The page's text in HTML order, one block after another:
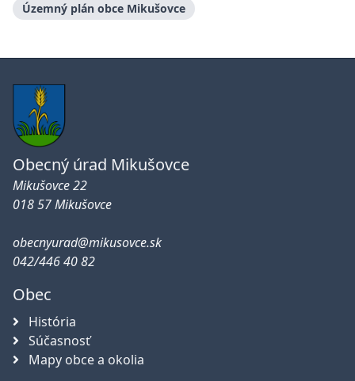
Územný plán obce Mikušovce
Obecný úrad Mikušovce
Mikušovce 22
018 57 Mikušovce
obecnyurad@mikusovce.sk
042/446 40 82
Obec
História
Súčasnosť
Mapy obce a okolia